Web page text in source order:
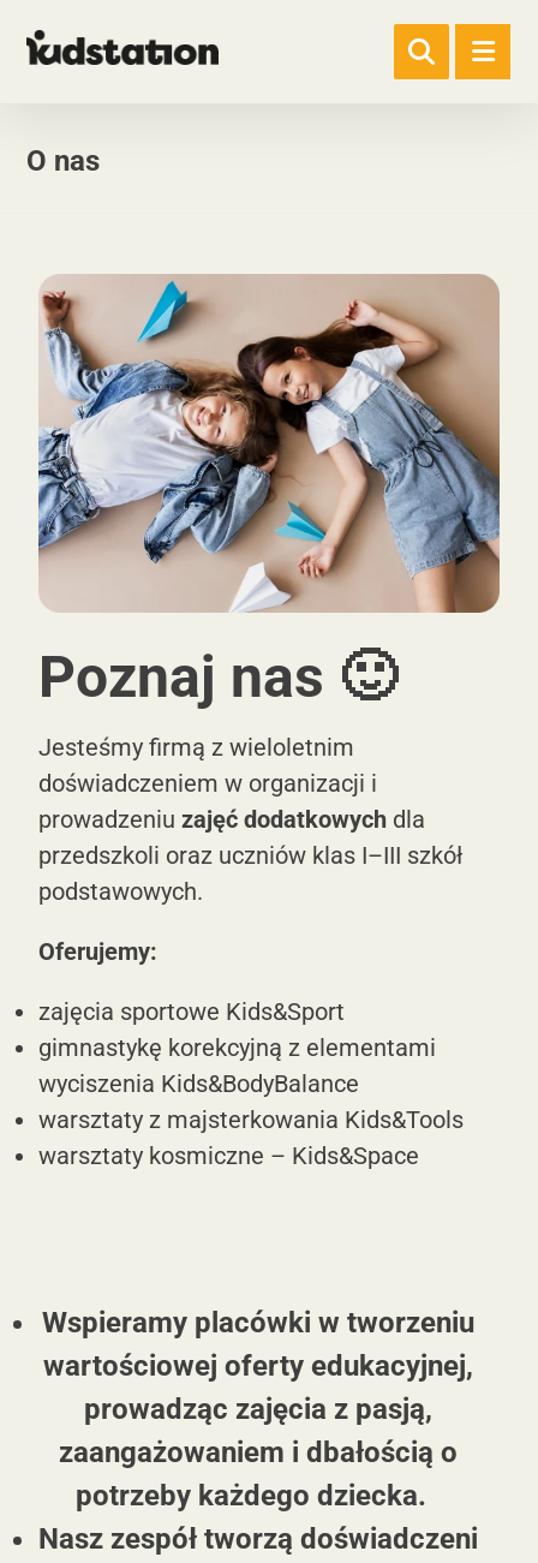
O nas
Poznaj nas 🙂
Jesteśmy firmą z wieloletnim
doświadczeniem w organizacji i
prowadzeniuzajęć dodatkowych dla
przedszkoli oraz uczniów klas I–III szkół
podstawowych.
Oferujemy:
zajęcia sportowe Kids&Sport
gimnastykę korekcyjną z elementami
wyciszenia Kids&BodyBalance
warsztaty z majsterkowania Kids&Tools
warsztaty kosmiczne – Kids&Space
Wspieramy placówki w tworzeniu
wartościowej oferty edukacyjnej,
prowadząc zajęcia z pasją,
zaangażowaniem i dbałością o
potrzeby każdego dziecka.
Nasz zespół tworzą doświadczeni